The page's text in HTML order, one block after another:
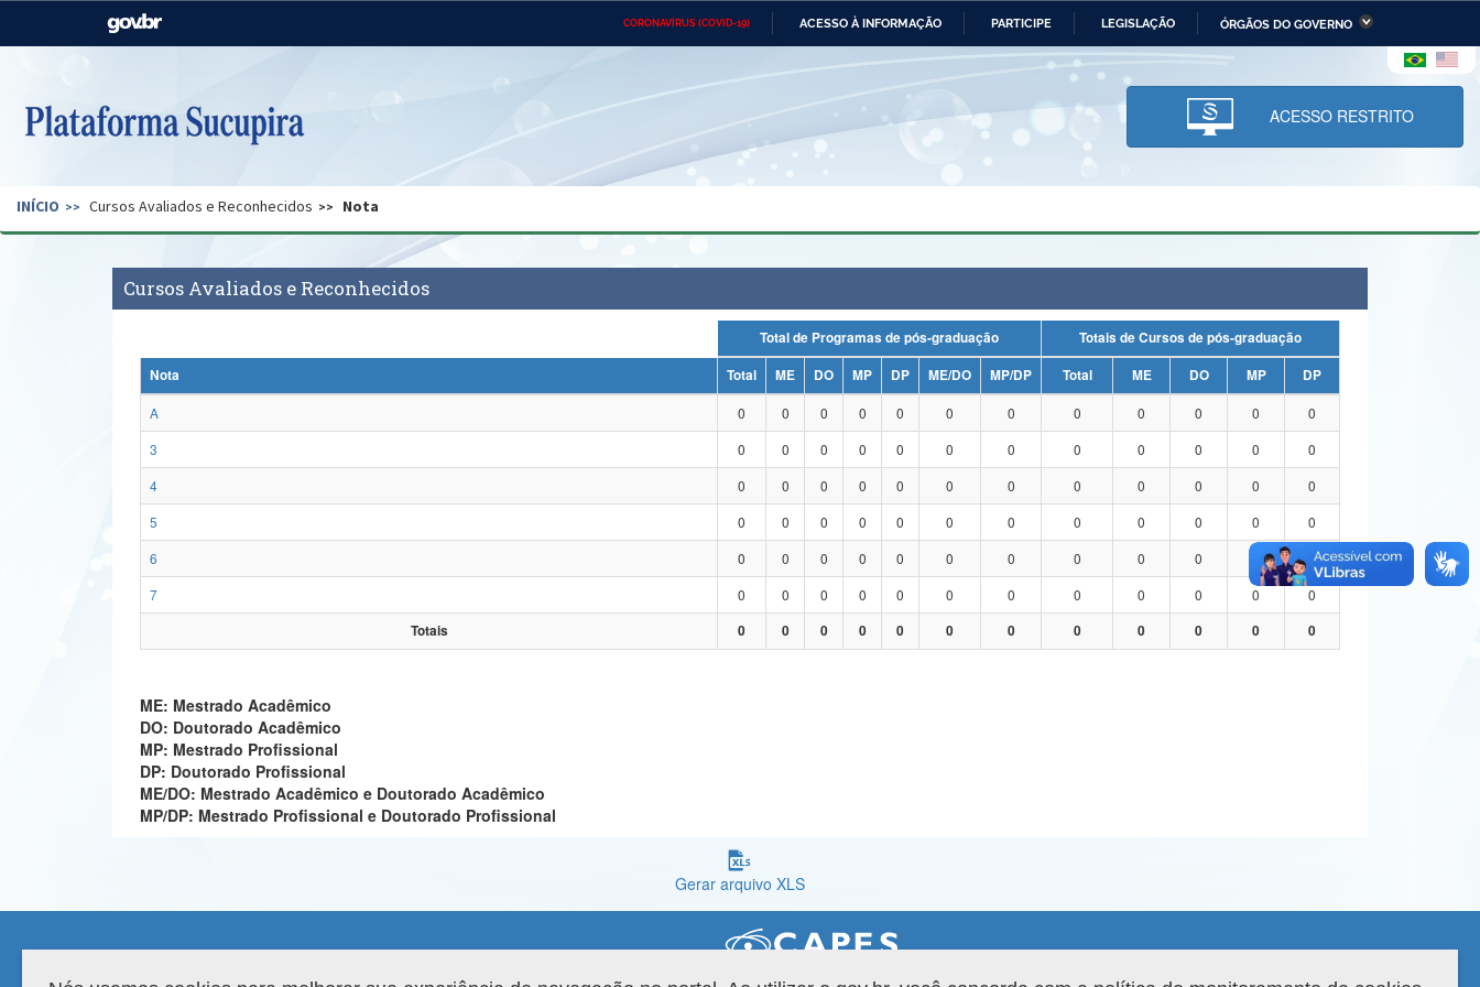
CORONAVÍRUS (COVID-19) ACESSO À INFORMAÇÃO PARTICIPE LEGISLAÇÃO ÓRGÃOS DO GOVERNO
Casa Civil Ministério das Relações Ministério da Economia Ministério da Infraestrutura
Pecuária e Abastecimento
Ministério da Ciência,
Tecnologia, Inovações e
Comunicações
Ministério do Desenvolvimento
Regional e dos Direitos Humanos
Secretaria de Governo Gabinete de Segurança Advocacia-Geral da União Banco Central do Brasil Planalto
ACESSO RESTRITO
INÍCIO Cursos Avaliados e Reconhecidos Nota
Cursos Avaliados e Reconhecidos
Total de Programas de pós-graduação
Totais de Cursos de pós-graduação
Nota
Total ME DO MP DP ME/DO MP/DP Total ME DO MP
DP
A
0 0 0 0 0 0 0 0 0 0 0
0
3
0 0 0 0 0 0 0 0 0 0 0
0
4
0 0 0 0 0 0 0 0 0 0 0
0
5
0 0 0 0 0 0 0 0 0 0 0
0
6
0 0 0 0 0 0 0 0 0 0
0
7
0 0 0 0 0 0 0 0 0 0 0
0
Totais
0 0 0 0 0 0 0 0 0 0 0 0
ME: Mestrado Acadêmico
DO: Doutorado Acadêmico
MP: Mestrado Profissional
DP: Doutorado Profissional
ME/DO: Mestrado Acadêmico e Doutorado Acadêmico
MP/DP: Mestrado Profissional e Doutorado Profissional
Gerar arquivo XLS